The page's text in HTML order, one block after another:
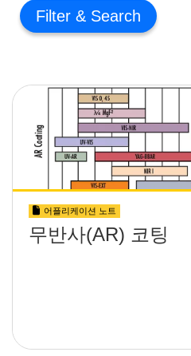
Filter
어플리케이션 노트
무반사(AR) 코팅